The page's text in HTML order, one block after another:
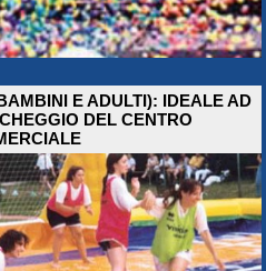
E ADULTI): IDEALE AD
DEL CENTRO